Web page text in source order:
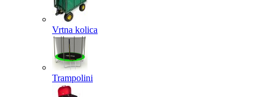
Vrtna kolica
Trampolini